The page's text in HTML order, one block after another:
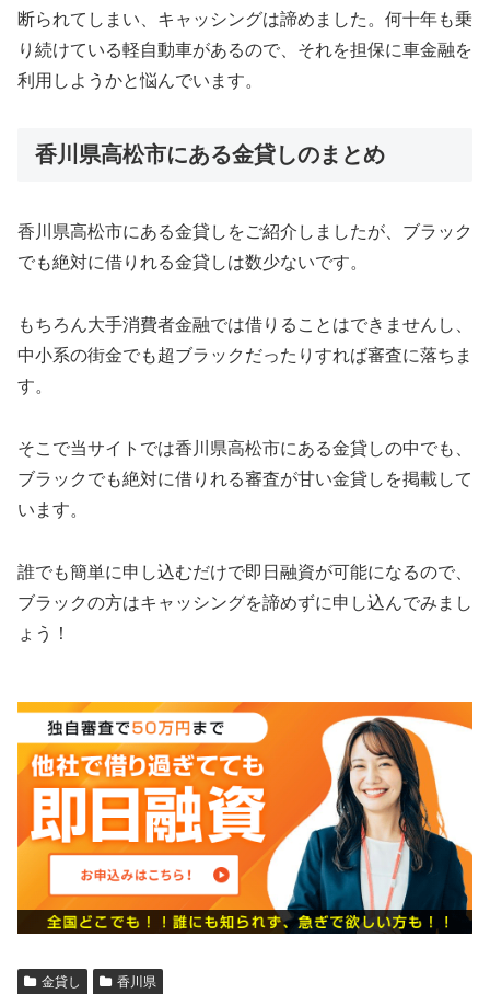
断られてしまい、キャッシングは諦めました。何十年も乗
り続けている軽自動車があるので、それを担保に車金融を
利用しようかと悩んでいます。
香川県高松市にある金貸しのまとめ
香川県高松市にある金貸しをご紹介しましたが、ブラック
でも絶対に借りれる金貸しは数少ないです。
もちろん大手消費者金融では借りることはできませんし、
中小系の街金でも超ブラックだったりすれば審査に落ちま
す。
そこで当サイトでは香川県高松市にある金貸しの中でも、
ブラックでも絶対に借りれる審査が甘い金貸しを掲載して
います。
誰でも簡単に申し込むだけで即日融資が可能になるので、
ブラックの方はキャッシングを諦めずに申し込んでみまし
ょう！
金貸し 香川県